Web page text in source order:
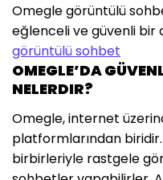
Omegle görüntülü
eğlenceli ve güvenli bir
görüntülü sohbet
OMEGLE’DA
NELERDIR?
Omegle, internet
platformlarından
birbirleriyle rastgele